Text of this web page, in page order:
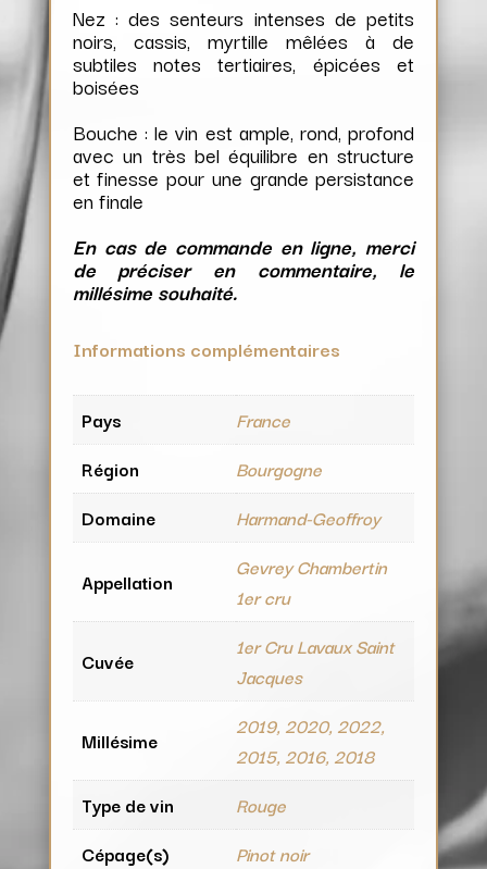
Nez : des senteurs intenses de petits
noirs, cassis, myrtille mêlées à de
subtiles notes tertiaires, épicées et
boisées
Bouche : le vin est ample, rond, profond
avec un très bel équilibre en structure
et finesse pour une grande persistance
en finale
En cas de commande en ligne, merci
de préciser en commentaire, le
millésime souhaité.
Informations complémentaires
Pays
France
Région
Bourgogne
Domaine
Harmand-Geoffroy
Appellation
Gevrey Chambertin
1er cru
Cuvée
1er Cru Lavaux Saint
Jacques
Millésime
2019, 2020, 2022,
2015, 2016, 2018
Type de vin
Rouge
Cépage(s)
Pinot noir